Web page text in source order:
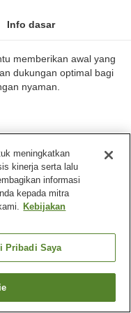
Info dasar
memberikan awal yang
dukungan optimal bagi
nyaman.
kering
Park Hotel Kariya QS
meningkatkan
kinerja serta lalu
informasi
kepada mitra
Kebijakan
Pribadi Saya